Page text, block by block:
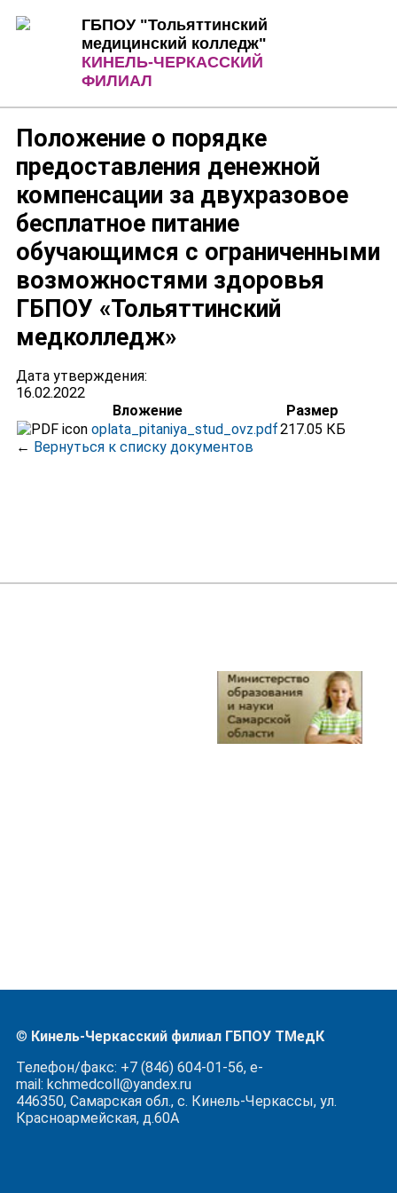
ГБПОУ "Тольяттинский
медицинский колледж"
КИНЕЛЬ-ЧЕРКАССКИЙ
ФИЛИАЛ
Положение о порядке
предоставления денежной
компенсации за двухразовое
бесплатное питание
обучающимся с ограниченными
возможностями здоровья
ГБПОУ «Тольяттинский
медколледж»
Дата утверждения:
16.02.2022
Вложение
Размер
oplata_pitaniya_stud_ovz.pdf217.05 КБ
← Вернуться к списку документов
© Кинель-Черкасский филиал ГБПОУ ТМедК
Телефон/факс: +7 (846) 604-01-56, e-
mail: kchmedcoll@yandex.ru
446350, Самарская обл., с. Кинель-Черкассы, ул.
Красноармейская, д.60А